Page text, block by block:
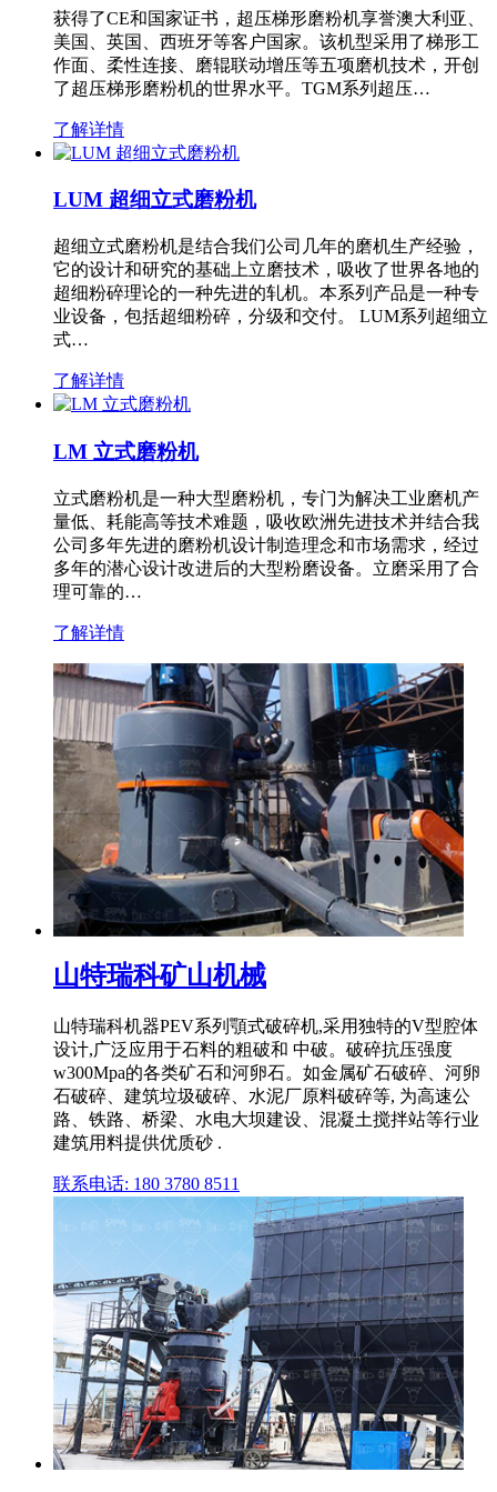
获得了CE和国家证书，超压梯形磨粉机享誉澳大利亚、
美国、英国、西班牙等客户国家。该机型采用了梯形工
作面、柔性连接、磨辊联动增压等五项磨机技术，开创
了超压梯形磨粉机的世界水平。TGM系列超压…
了解详情
LUM 超细立式磨粉机
超细立式磨粉机是结合我们公司几年的磨机生产经验，
它的设计和研究的基础上立磨技术，吸收了世界各地的
超细粉碎理论的一种先进的轧机。本系列产品是一种专
业设备，包括超细粉碎，分级和交付。 LUM系列超细立
式…
了解详情
LM 立式磨粉机
立式磨粉机是一种大型磨粉机，专门为解决工业磨机产
量低、耗能高等技术难题，吸收欧洲先进技术并结合我
公司多年先进的磨粉机设计制造理念和市场需求，经过
多年的潜心设计改进后的大型粉磨设备。立磨采用了合
理可靠的…
了解详情
山特瑞科矿山机械
山特瑞科机器PEV系列顎式破碎机,采用独特的V型腔体
设计,广泛应用于石料的粗破和 中破。破碎抗压强度
w300Mpa的各类矿石和河卵石。如金属矿石破碎、河卵
石破碎、建筑垃圾破碎、水泥厂原料破碎等, 为高速公
路、铁路、桥梁、水电大坝建设、混凝土搅拌站等行业
建筑用料提供优质砂 .
联系电话: 180 3780 8511